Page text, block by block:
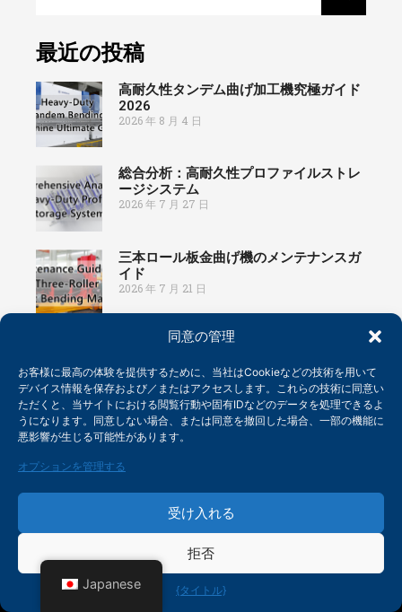
同意の管理
お客様に最高の体験を提供するために、当社はCookieなどの技術を用いて
デバイス情報を保存および／またはアクセスします。これらの技術に同意い
ただくと、当サイトにおける閲覧行動や固有IDなどのデータを処理できるよ
うになります。同意しない場合、または同意を撤回した場合、一部の機能に
悪影響が生じる可能性があります。
オプションを管理する
受け入れる
拒否
{タイトル}
最近の投稿
高耐久性タンデム曲げ加工機究極ガイド
2026
2026 年 8 月 4 日
総合分析：高耐久性プロファイルストレ
ージシステム
2026 年 7 月 27 日
三本ロール板金曲げ機のメンテナンスガ
イド
2026 年 7 月 21 日
自動パネル曲げ加工センター：構造原
ザーガイド
2026 年 7 月 13 日
貴金属切断機の選び方？総合選定ガイド
2026 年 7 月 7 日
Japanese